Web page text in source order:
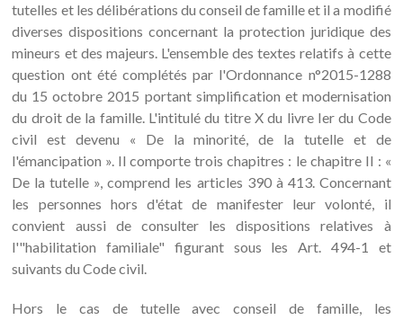
tutelles et les délibérations du conseil de famille et il a modifié
diverses dispositions concernant la protection juridique des
mineurs et des majeurs. L'ensemble des textes relatifs à cette
question ont été complétés par l'Ordonnance n°2015-1288
du 15 octobre 2015 portant simplification et modernisation
du droit de la famille. L'intitulé du titre X du livre Ier du Code
civil est devenu « De la minorité, de la tutelle et de
l'émancipation ». Il comporte trois chapitres : le chapitre II : «
De la tutelle », comprend les articles 390 à 413. Concernant
les personnes hors d'état de manifester leur volonté, il
convient aussi de consulter les dispositions relatives à
l'"habilitation familiale" figurant sous les Art. 494-1 et
suivants du Code civil.
Hors le cas de tutelle avec conseil de famille, les